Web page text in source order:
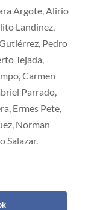
Argote, Alirio
Landinez,
Pedro
Tejada,
Carmen
Parrado,
Ermes Pete,
Norman
Salazar.